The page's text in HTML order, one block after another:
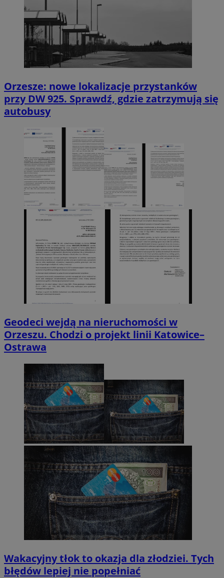
Orzesze: nowe lokalizacje przystanków
przy DW 925. Sprawdź, gdzie zatrzymują się
autobusy
Geodeci wejdą na nieruchomości w
Orzeszu. Chodzi o projekt linii Katowice–
Ostrawa
Wakacyjny tłok to okazja dla złodziei. Tych
błędów lepiej nie popełniać